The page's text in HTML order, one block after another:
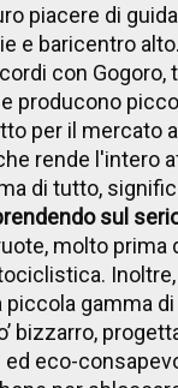
piacere di
e baricentro alto.
con Gogoro,
producono
per il mercato
rende l'intero
di tutto,
sul
molto prima
piccola gamma
bizzarro,
eco-